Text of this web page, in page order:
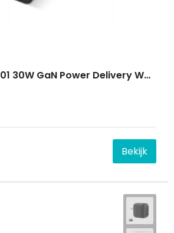
Sitecom CH-1001 30W GaN Power Delivery Wall Charger with LED display
Bekijk